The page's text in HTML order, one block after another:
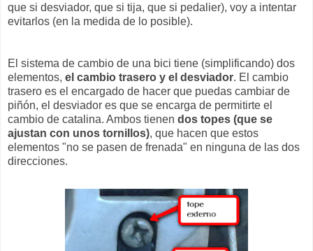
que si desviador, que si tija, que si pedalier), voy a intentar
evitarlos (en la medida de lo posible).
El sistema de cambio de una bici tiene (simplificando) dos
elementos, el cambio trasero y el desviador. El cambio
trasero es el encargado de hacer que puedas cambiar de
piñón, el desviador es que se encarga de permitirte el
cambio de catalina. Ambos tienen dos topes (que se
ajustan con unos tornillos), que hacen que estos
elementos "no se pasen de frenada" en ninguna de las dos
direcciones.